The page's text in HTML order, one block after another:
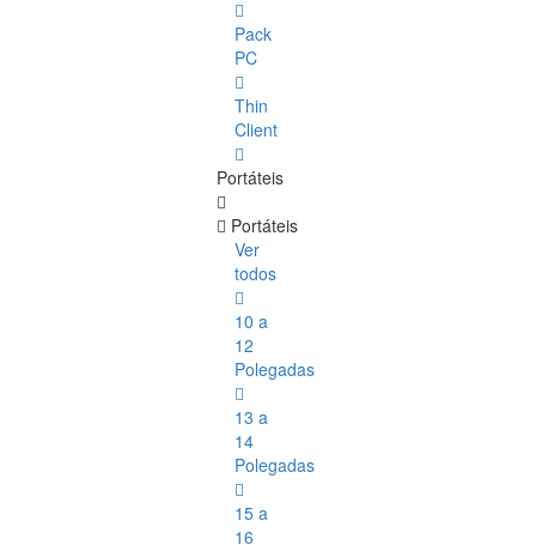
Pack
PC
Thin
Client
Portáteis
Portáteis
Ver
todos
10 a
12
Polegadas
13 a
14
Polegadas
15 a
16